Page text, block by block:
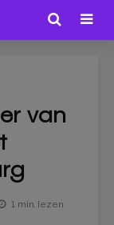
van
1 min. lezen